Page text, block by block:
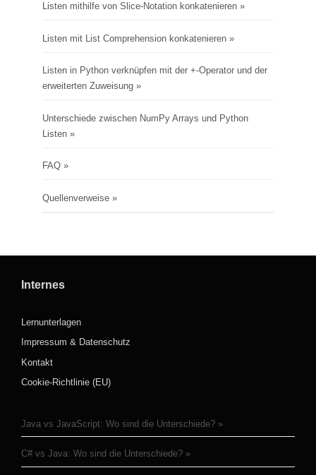
Listen mithilfe von Slice-Notation konkatenieren
Listen mit List Comprehension konkatenieren
Listen in Python verknüpfen mit der +-Operator und der
erweiterten Zuweisung
Unterschiede zwischen NumPy Arrays und Python
Listen
FAQ
Quellenverweise
Internes
Lernunterlagen
Impressum & Datenschutz
Kontakt
Cookie-Richtlinie (EU)
Java vs JavaScript: Wo sind die Unterschiede?
C# vs Java: Wo sind die Unterschiede?